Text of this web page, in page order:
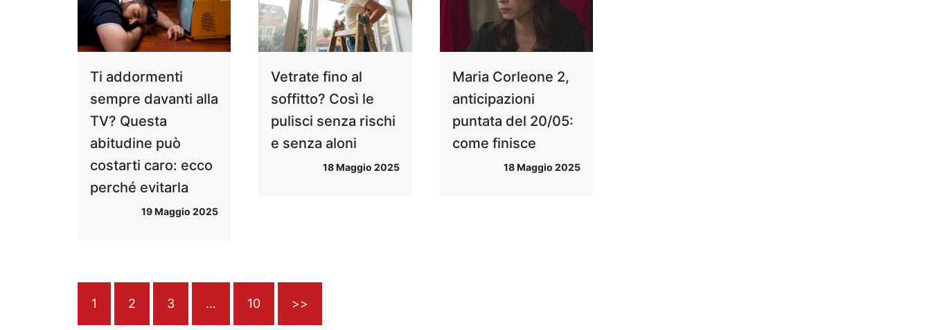
Ti addormenti
sempre davanti alla
TV? Questa
abitudine può
costarti caro: ecco
perché evitarla
19 Maggio 2025
Vetrate fino al
soffitto? Così le
pulisci senza rischi
e senza aloni
18 Maggio 2025
Maria Corleone 2,
anticipazioni
puntata del 20/05:
come finisce
18 Maggio 2025
1 2 3 … 10 >>